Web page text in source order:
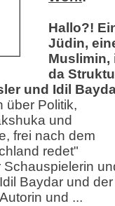
Hallo?!
Jüdin,
Muslimin,
da
und Idil
über Politik,
und
frei nach dem
redet"
Schauspielerin
Baydar und der
und ...